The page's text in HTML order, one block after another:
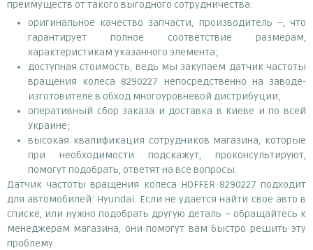
преимуществ от такого выгодного сотрудничества:
оригинальное качество запчасти, производитель –, что
гарантирует полное соответствие размерам,
характеристикам указанного элемента;
доступная стоимость, ведь мы закупаем датчик частоты
вращения колеса 8290227 непосредственно на заводе-
изготовителе в обход многоуровневой дистрибуции;
оперативный сбор заказа и доставка в Киеве и по всей
Украине;
высокая квалификация сотрудников магазина, которые
при необходимости подскажут, проконсультируют,
помогут подобрать, ответят на все вопросы.
Датчик частоты вращения колеса HOFFER 8290227 подходит
для автомобилей: Hyundai. Если не удается найти свое авто в
списке, или нужно подобрать другую деталь – обращайтесь к
менеджерам магазина, они помогут вам быстро решить эту
проблему.